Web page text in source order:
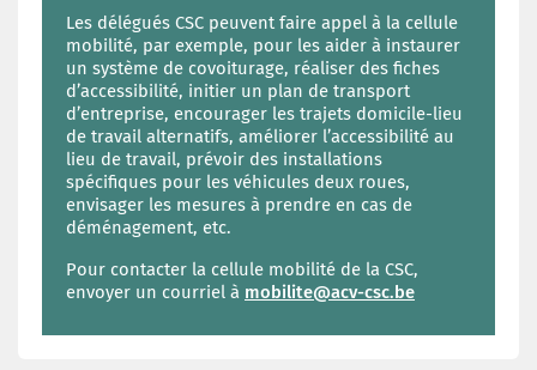
Les délégués CSC peuvent faire appel à la cellule
mobilité, par exemple, pour les aider à instaurer
un système de covoiturage, réaliser des fiches
d’accessibilité, initier un plan de transport
d’entreprise, encourager les trajets domicile-lieu
de travail alternatifs, améliorer l’accessibilité au
lieu de travail, prévoir des installations
spécifiques pour les véhicules deux roues,
envisager les mesures à prendre en cas de
déménagement, etc.
Pour contacter la cellule mobilité de la CSC,
envoyer un courriel à mobilite@acv-csc.be